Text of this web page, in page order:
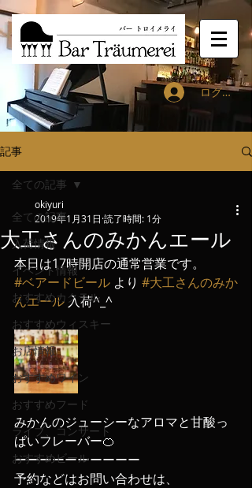
ログイン
記事
全ての記事
入荷情報
イベント情報
おすすめカクテル
おすすめウィスキー
お店情報
おすすめワイン
おすすめフード
ライブ、コンサート
おすすめビール
全ての記事
大工さんのみかんエール
okiyuri
2019年1月31日 読了時間: 1分
本日は17時開店の通常営業です。
#ベアードビール より #大工さんのみか
んエール 入荷^_^
みかんのジューシーなアロマと甘酸っ
ぱいフレーバー🍊
ーーーーーーーーーー
予約などはお問い合わせは、